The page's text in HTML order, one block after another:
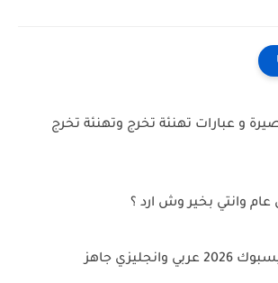
و عبارات تهنئة تخرج وتهنئة تخرج
عام وانتي بخير وش ارد ؟
جاهز